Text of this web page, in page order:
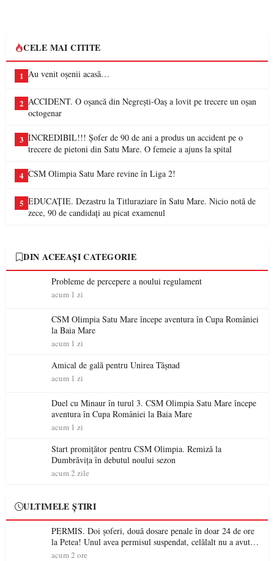
CELE MAI CITITE
1 Au venit oșenii acasă…
2 ACCIDENT. O oșancă din Negrești-Oaș a lovit pe trecere un oșan
octogenar
3 INCREDIBIL!!! Șofer de 90 de ani a produs un accident pe o
trecere de pietoni din Satu Mare. O femeie a ajuns la spital
4 CSM Olimpia Satu Mare revine în Liga 2!
5 EDUCAȚIE. Dezastru la Titluraziare în Satu Mare. Nicio notă de
zece, 90 de candidați au picat examenul
DIN ACEEAȘI CATEGORIE
Probleme de percepere a noului regulament
acum 1 zi
CSM Olimpia Satu Mare începe aventura în Cupa României
la Baia Mare
acum 1 zi
Amical de gală pentru Unirea Tășnad
acum 1 zi
Duel cu Minaur în turul 3. CSM Olimpia Satu Mare începe
aventura în Cupa României la Baia Mare
acum 1 zi
Start promițător pentru CSM Olimpia. Remiză la
Dumbrăvița în debutul noului sezon
acum 2 zile
ULTIMELE ȘTIRI
PERMIS. Doi șoferi, două dosare penale în doar 24 de ore
la Petea! Unul avea permisul suspendat, celălalt nu a avut
niciodată permis
acum 2 ore